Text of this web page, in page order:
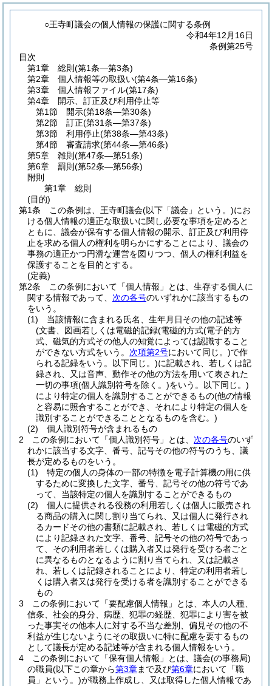
○王寺町議会の個人情報の保護に関する条例
令和4年12月16日
条例第25号
目次
第1章
総則 (第1条―第3条)
第2章
個人情報等の取扱い(第4条―第16条)
第3章
個人情報ファイル(第17条)
第4章
開示、訂正及び利用停止等
第1節
開示(第18条―第30条)
第2節
訂正(第31条―第37条)
第3節
利用停止(第38条―第43条)
第4節
審査請求(第44条―第46条)
第5章
雑則 (第47条―第51条)
第6章
罰則 (第52条―第56条)
附則
第1章
総則
(目的)
第1条
この条例は、王寺町議会(以下「議会」という。)にお
ける個人情報の適正な取扱いに関し必要な事項を定めると
ともに、議会が保有する個人情報の開示、訂正及び利用停
止を求める個人の権利を明らかにすることにより、議会の
事務の適正かつ円滑な運営を図りつつ、個人の権利利益を
保護することを目的とする。
(定義)
第2条
この条例において「個人情報」とは、生存する個人に
関する情報であって、 次の各号のいずれかに該当するもの
をいう。
(1)
当該情報に含まれる氏名、生年月日その他の記述等
(文書、図画若しくは電磁的記録(電磁的方式(電子的方
式、磁気的方式その他人の知覚によっては認識すること
ができない方式をいう。 次項第2号において同じ。)で作
られる記録をいう。以下同じ。)に記載され、若しくは記
録され、又は音声、動作その他の方法を用いて表された
一切の事項(個人識別符号を除く。)をいう。以下同じ。)
により特定の個人を識別することができるもの(他の情報
と容易に照合することができ、それにより特定の個人を
識別することができることとなるものを含む。)
(2)
個人識別符号が含まれるもの
2
この条例において「個人識別符号」とは、 次の各号のいず
れかに該当する文字、番号、記号その他の符号のうち、議
長が定めるものをいう。
(1)
特定の個人の身体の一部の特徴を電子計算機の用に供
するために変換した文字、番号、記号その他の符号であ
って、当該特定の個人を識別することができるもの
(2)
個人に提供される役務の利用若しくは個人に販売され
る商品の購入に関し割り当てられ、又は個人に発行され
るカードその他の書類に記載され、若しくは電磁的方式
により記録された文字、番号、記号その他の符号であっ
て、その利用者若しくは購入者又は発行を受ける者ごと
に異なるものとなるように割り当てられ、又は記載さ
れ、若しくは記録されることにより、特定の利用者若し
くは購入者又は発行を受ける者を識別することができる
もの
3
この条例において「要配慮個人情報」とは、本人の人種、
信条、社会的身分、病歴、犯罪の経歴、犯罪により害を被
った事実その他本人に対する不当な差別、偏見その他の不
利益が生じないようにその取扱いに特に配慮を要するもの
として議長が定める記述等が含まれる個人情報をいう。
4
この条例において「保有個人情報」とは、議会(の事務局)
の職員(以下この章から第3章まで及び第6章において「職
員」という。)が職務上作成し、又は取得した個人情報であ